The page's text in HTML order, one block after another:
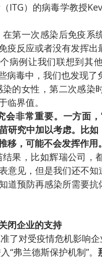
ITG）的病毒学教授
第一次感染后免疫系
反应或者没有发挥出
病例让我们联想到其
病毒中，我们也发现
的女性，第二次感染
临界值。
会非常重要。一方面
研究中加以考虑。比
移，可能不会发挥作用。
果，比如辉瑞公司，
意见，但是我们还不
道预防再感染所需要
闭企业的支持
了对受疫情危机影响企
“弗兰德斯保护机制”。